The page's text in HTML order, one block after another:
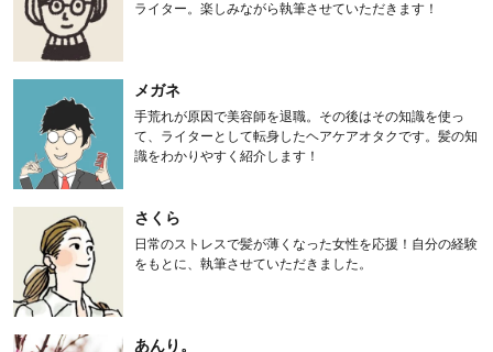
ライター。楽しみながら執筆させていただきます！
メガネ
手荒れが原因で美容師を退職。その後はその知識を使っ
て、ライターとして転身したヘアケアオタクです。髪の知
識をわかりやすく紹介します！
さくら
日常のストレスで髪が薄くなった女性を応援！自分の経験
をもとに、執筆させていただきました。
あんり。